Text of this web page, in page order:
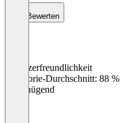
Bewerten
Benutzerfreundlichkeit
Kategorie-Durchschnitt: 88 %
Ungenügend